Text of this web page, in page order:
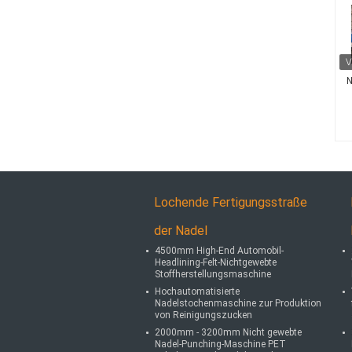
Lochende Fertigungsstraße
der Nadel
4500mm High-End Automobil-
Headlining-Felt-Nichtgewebte
Stoffherstellungsmaschine
Hochautomatisierte
Nadelstochenmaschine zur Produktion
von Reinigungszucken
2000mm - 3200mm Nicht gewebte
Nadel-Punching-Maschine PET